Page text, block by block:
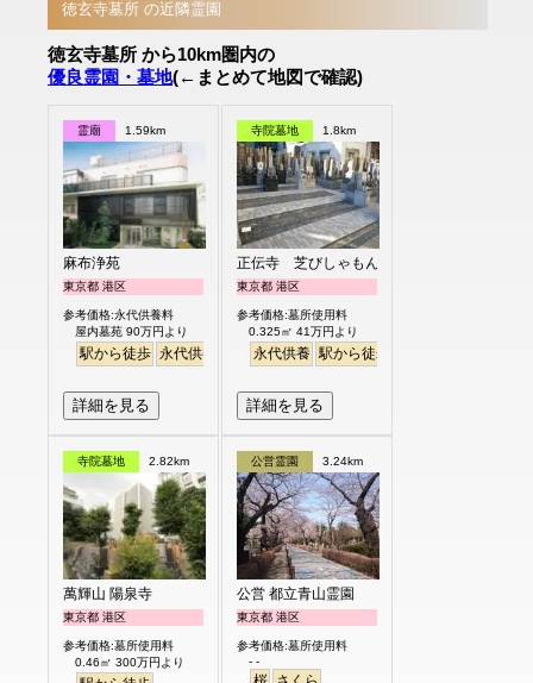
徳玄寺墓所 の近隣霊園
徳玄寺墓所 から10km圏内の
優良霊園・墓地(←まとめて地図で確認)
霊廟 1.59km
麻布浄苑
東京都 港区
参考価格:永代供養料
屋内墓苑 90万円より
駅から徒歩 永代供養
詳細を見る
寺院墓地 1.8km
正伝寺 芝びしゃもん浄苑
東京都 港区
参考価格:墓所使用料
0.325㎡ 41万円より
永代供養 駅から徒歩
詳細を見る
寺院墓地 2.82km
萬輝山 陽泉寺
東京都 港区
参考価格:墓所使用料
0.46㎡ 300万円より
公営霊園 3.24km
公営 都立青山霊園
東京都 港区
参考価格:墓所使用料
- -